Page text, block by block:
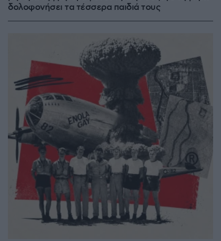
δολοφονήσει τα τέσσερα παιδιά τους